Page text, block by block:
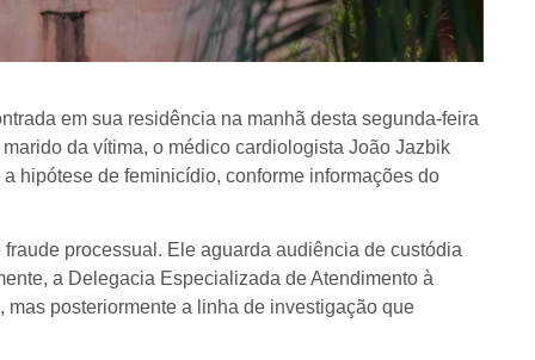
em sua residência na manhã desta segunda-feira
da vítima, o médico cardiologista João Jazbik
hipótese de feminicídio, conforme informações do
processual. Ele aguarda audiência de custódia
a Delegacia Especializada de Atendimento à
posteriormente a linha de investigação que